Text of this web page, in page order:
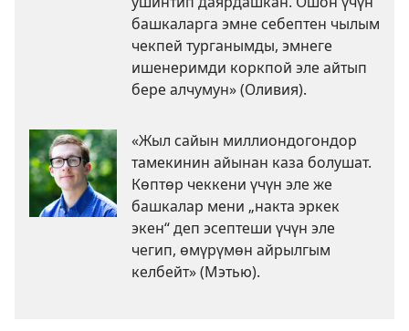
башкаларга эмне себептен чылым
чекпей турганымды, эмнеге
ишенеримди коркпой эле айтып
бере алчумун» (Оливия).
«Жыл сайын миллиондогондор
тамекинин айынан каза болушат.
Көптөр чеккени үчүн эле же
башкалар мени „накта эркек
экен“ деп эсептеши үчүн эле
чегип, өмүрүмөн айрылгым
келбейт» (Мэтью).